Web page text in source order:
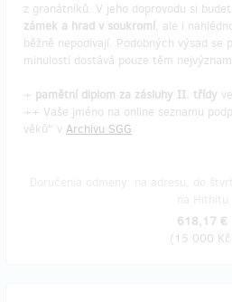
z granátníků. V jeho doprovodu si
zámek a hrad v soukromí, ale i
běžně nepodívají. Podobných výsad se
minulosti dostává pouze těm
+ pamětní diplom za zásluhy II. třídy
++ Vaše jméno na online seznamu
věků“ v Archivu SGG
618,17 €
(15 000 Kč